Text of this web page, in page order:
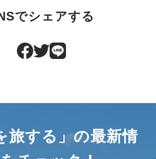
でシェアする
旅する」の最新情